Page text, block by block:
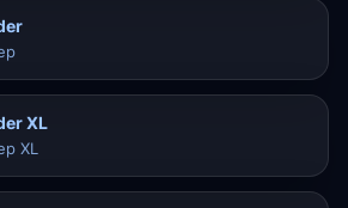
XL
XL